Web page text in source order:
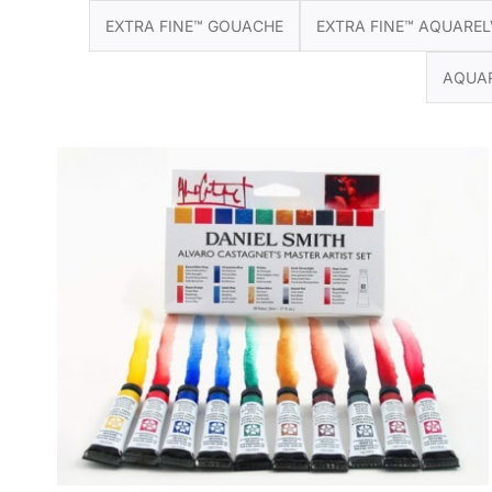
EXTRA FINE™ GOUACHE EXTRA FINE™